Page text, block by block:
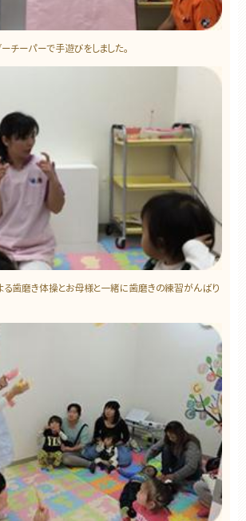
チーパーで手遊びをしました。
歯磨き体操とお母様と一緒に歯磨きの練習がんばり